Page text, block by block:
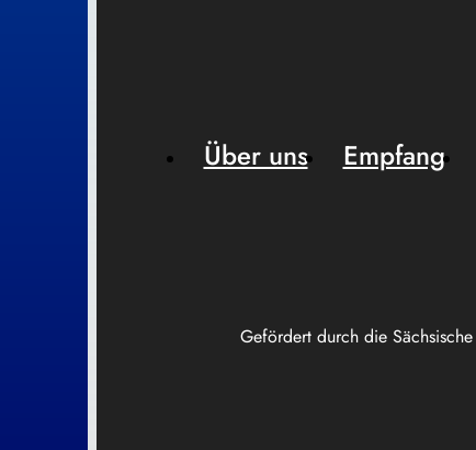
Gefördert durch die
Über uns Empfang